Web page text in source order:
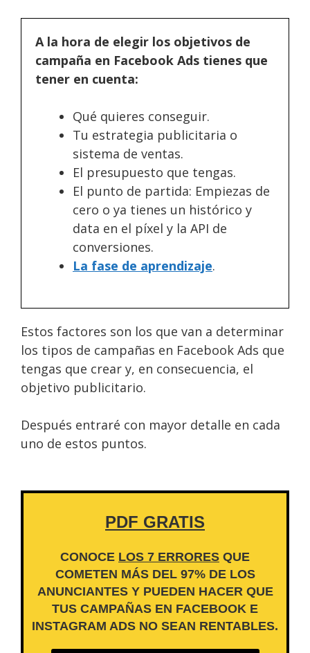
A la hora de elegir los objetivos de
campaña en Facebook Ads tienes que
tener en cuenta:
Qué quieres conseguir.
Tu estrategia publicitaria o
sistema de ventas.
El presupuesto que tengas.
El punto de partida: Empiezas de
cero o ya tienes un histórico y
data en el píxel y la API de
conversiones.
La fase de aprendizaje.
Estos factores son los que van a determinar
los tipos de campañas en Facebook Ads que
tengas que crear y, en consecuencia, el
objetivo publicitario.
Después entraré con mayor detalle en cada
uno de estos puntos.
PDF GRATIS
CONOCE LOS 7 ERRORES QUE
COMETEN MÁS DEL 97% DE LOS
ANUNCIANTES Y PUEDEN HACER QUE
TUS CAMPAÑAS EN FACEBOOK E
INSTAGRAM ADS NO SEAN RENTABLES.